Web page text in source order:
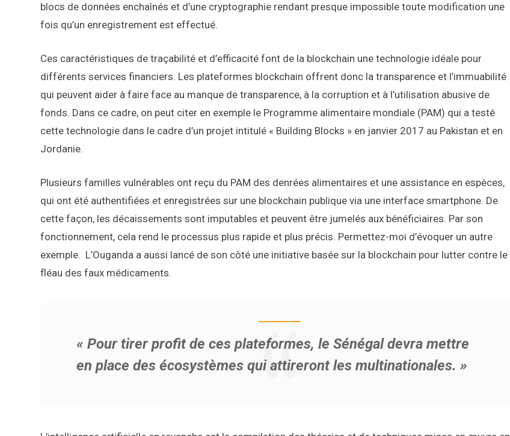
blocs de données enchaînés et d’une cryptographie rendant presque impossible toute modification une
fois qu’un enregistrement est effectué.
Ces caractéristiques de traçabilité et d’efficacité font de la blockchain une technologie idéale pour
différents services financiers. Les plateformes blockchain offrent donc la transparence et l’immuabilité
qui peuvent aider à faire face au manque de transparence, à la corruption et à l’utilisation abusive de
fonds. Dans ce cadre, on peut citer en exemple le Programme alimentaire mondiale (PAM) qui a testé
cette technologie dans le cadre d’un projet intitulé « Building Blocks » en janvier 2017 au Pakistan et en
Jordanie.
Plusieurs familles vulnérables ont reçu du PAM des denrées alimentaires et une assistance en espèces,
qui ont été authentifiées et enregistrées sur une blockchain publique via une interface smartphone. De
cette façon, les décaissements sont imputables et peuvent être jumelés aux bénéficiaires. Par son
fonctionnement, cela rend le processus plus rapide et plus précis. Permettez-moi d’évoquer un autre
exemple. L’Ouganda a aussi lancé de son côté une initiative basée sur la blockchain pour lutter contre le
fléau des faux médicaments.
« Pour tirer profit de ces plateformes, le Sénégal devra mettre
en place des écosystèmes qui attireront les multinationales. »